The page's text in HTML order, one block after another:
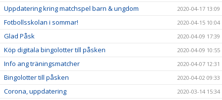
Uppdatering kring matchspel barn & ungdom 2020-04-17 13:09
Fotbollsskolan i sommar! 2020-04-15 10:04
Glad Påsk 2020-04-09 17:39
Köp digitala bingolotter till påsken 2020-04-09 10:55
Info ang träningsmatcher 2020-04-07 12:31
Bingolotter till påsken 2020-04-02 09:33
Corona, uppdatering 2020-03-14 15:34